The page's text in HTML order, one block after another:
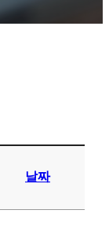
날짜